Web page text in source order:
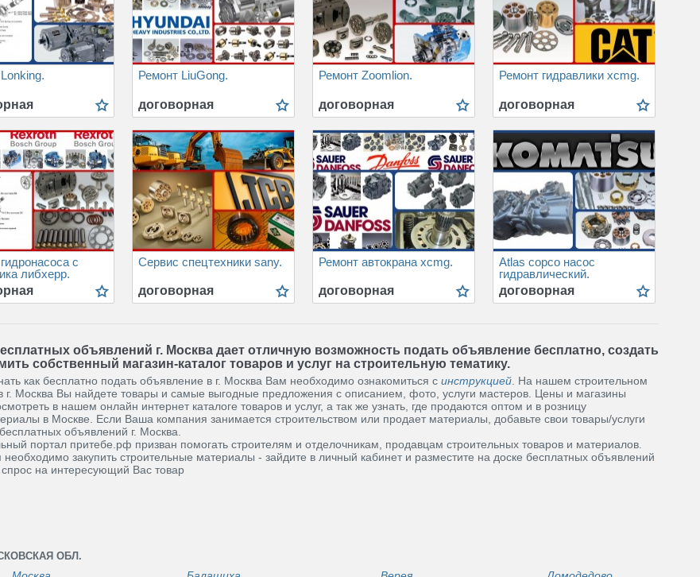
Ремонт LiuGong.
договорная
Ремонт Zoomlion.
договорная
Ремонт гидравлики xcmg.
договорная
с
либхерр.
Сервис спецтехники sany.
договорная
Ремонт автокрана xcmg.
договорная
Atlas copco насос
гидравлический.
договорная
объявлений г. Москва дает отличную возможность подать объявление бесплатно, создать
собственный магазин-каталог товаров и услуг на строительную тематику.
как бесплатно подать объявление в г. Москва Вам необходимо ознакомиться с инструкцией . На нашем строительном
г. Москва Вы найдете товары и самые выгодные предложения с описанием, фото, услуги мастеров. Цены и магазины
в нашем онлайн интернет каталоге товаров и услуг, а так же узнать, где продаются оптом и в розницу
в Москве. Если Ваша компания занимается строительством или продает материалы, добавьте свои товары/услуги
объявлений г. Москва.
портал притебе.рф призван помогать строителям и отделочникам, продавцам строительных товаров и материалов.
закупить строительные материалы - зайдите в личный кабинет и разместите на доске бесплатных объявлений
спрос на интересующий Вас товар
ОБЛ.